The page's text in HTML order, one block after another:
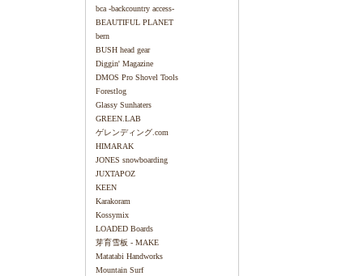
bca -backcountry access-
BEAUTIFUL PLANET
bern
BUSH head gear
Diggin' Magazine
DMOS Pro Shovel Tools
Forestlog
Glassy Sunhaters
GREEN.LAB
ゲレンディング.com
HIMARAK
JONES snowboarding
JUXTAPOZ
KEEN
Karakoram
Kossymix
LOADED Boards
芽育雪板 - MAKE
Matatabi Handworks
Mountain Surf